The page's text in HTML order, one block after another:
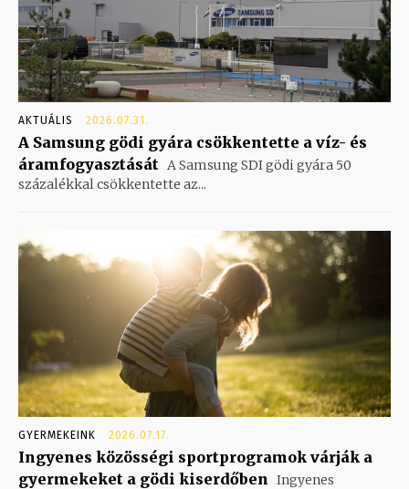
AKTUÁLIS 2026.07.31.
A Samsung gödi gyára csökkentette a víz- és
áramfogyasztását A Samsung SDI gödi gyára 50
százalékkal csökkentette az...
GYERMEKEINK 2026.07.17.
Ingyenes közösségi sportprogramok várják a
gyermekeket a gödi kiserdőben
Ingyenes